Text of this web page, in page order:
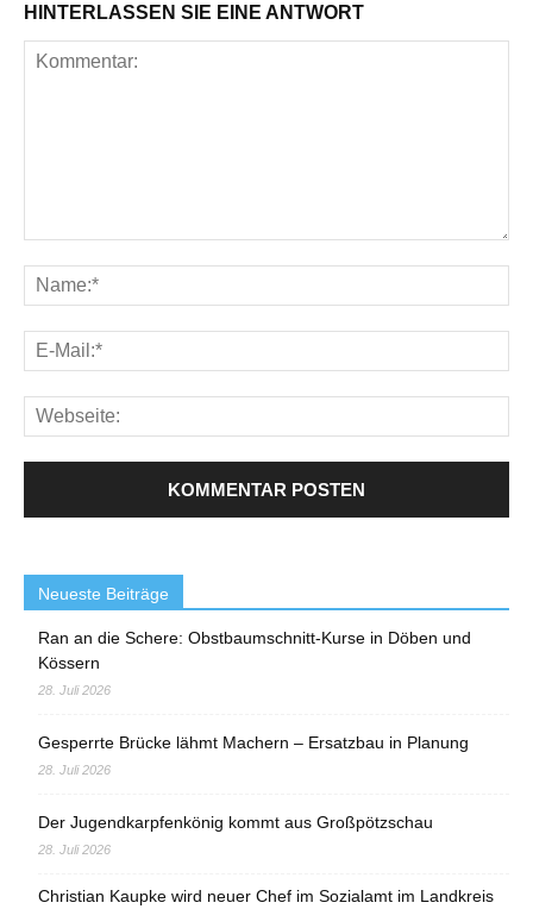
HINTERLASSEN SIE EINE ANTWORT
Neueste Beiträge
Ran an die Schere: Obstbaumschnitt-Kurse in Döben und
Kössern
28. Juli 2026
Gesperrte Brücke lähmt Machern – Ersatzbau in Planung
28. Juli 2026
Der Jugendkarpfenkönig kommt aus Großpötzschau
28. Juli 2026
Christian Kaupke wird neuer Chef im Sozialamt im Landkreis